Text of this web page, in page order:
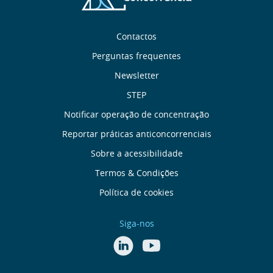
autónoma (pleno exercício)
mais eficiente afetação dos recursos
menos” da contratação pública, em prejuízo
dos consumidores e dos contribuintes.
Contactos
Perguntas frequentes
Newsletter
STEP
Notificar operação de concentração
Reportar práticas anticoncorrenciais
Sobre a acessibilidade
Termos & Condições
Política de cookies
Siga-nos